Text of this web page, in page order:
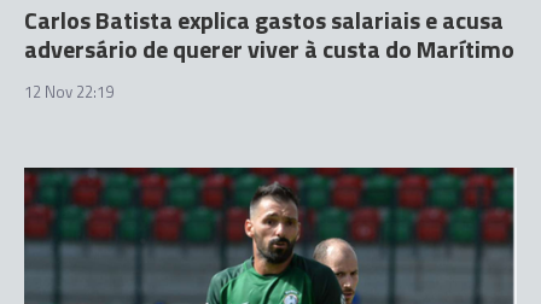
Carlos Batista explica gastos salariais e acusa
adversário de querer viver à custa do Marítimo
12 Nov 22:19